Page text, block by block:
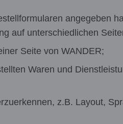
angegeben
auf unterschiedlichen
Seite von WANDER;
Waren und
z.B. Layout,